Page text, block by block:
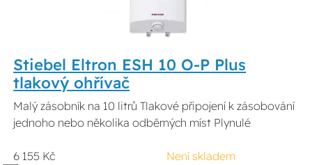
Stiebel Eltron ESH 10 O-P Plus
tlakový ohřívač
Malý zásobník na 10 litrů Tlakové připojení k zásobování
jednoho nebo několika odběrných míst Plynulé
6 155 Kč
Není skladem